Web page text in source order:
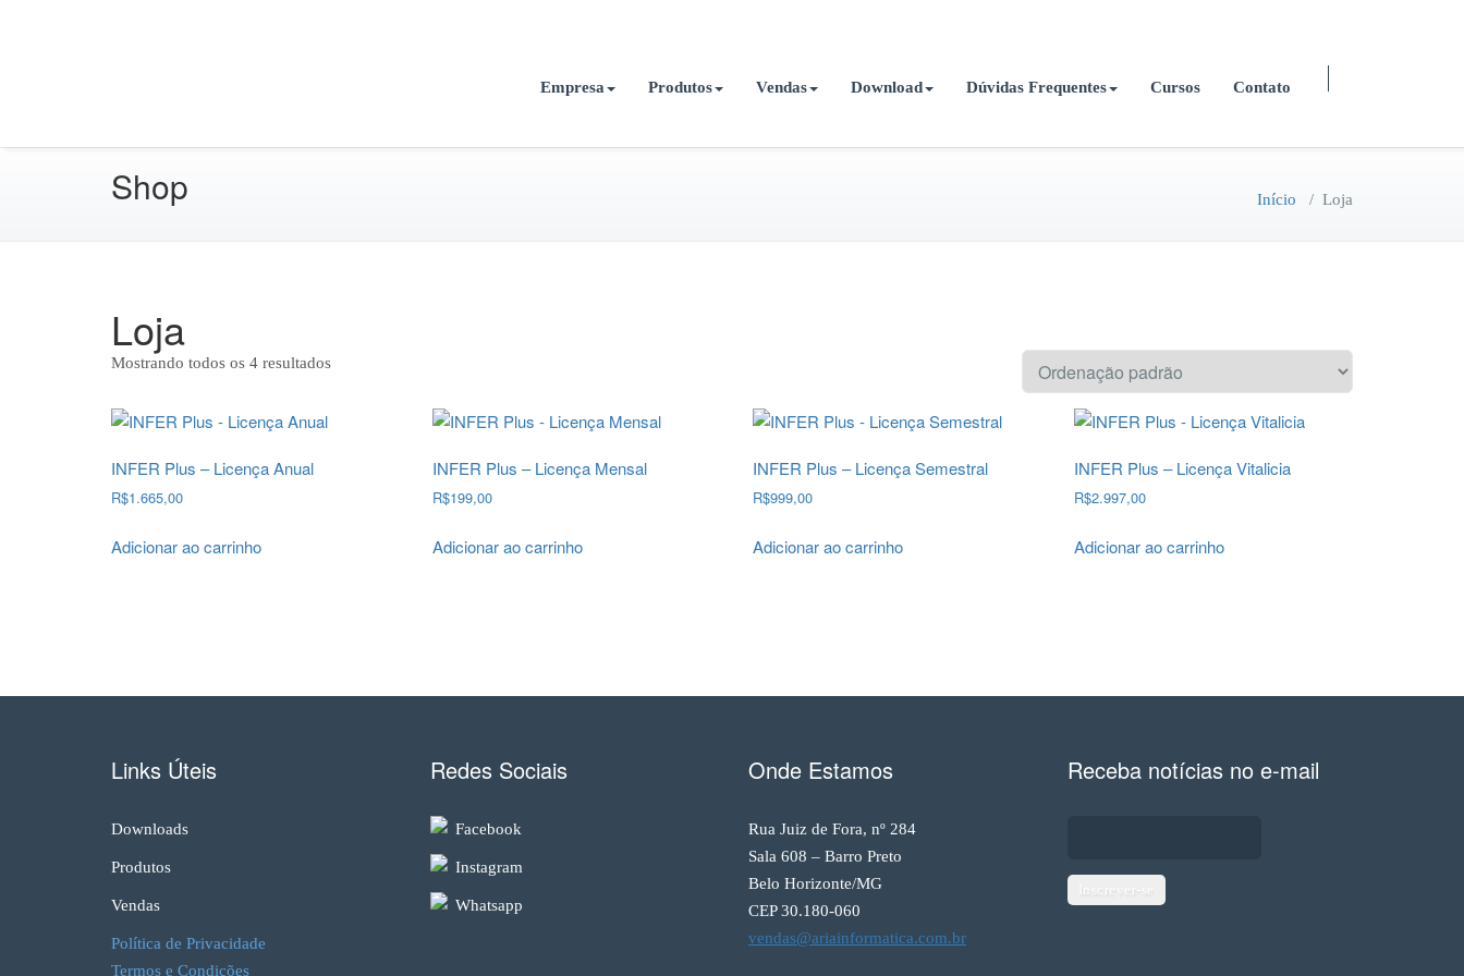
Empresa Produtos Vendas Download Dúvidas Frequentes Cursos Contato
Shop Início / Loja
Loja
Mostrando todos os 4 resultados
INFER Plus – Licença Anual
R$1.665,00
Adicionar ao carrinho
INFER Plus – Licença Mensal
R$199,00
Adicionar ao carrinho
INFER Plus – Licença Semestral
R$999,00
Adicionar ao carrinho
INFER Plus – Licença Vitalicia
R$2.997,00
Adicionar ao carrinho
Links Úteis
Downloads
Produtos
Vendas
Política de Privacidade
Termos e Condições
Redes Sociais
Facebook
Instagram
Whatsapp
Onde Estamos
Rua Juiz de Fora, nº 284
Sala 608 – Barro Preto
Belo Horizonte/MG
CEP 30.180-060
vendas@ariainformatica.com.br
Receba notícias no e-mail